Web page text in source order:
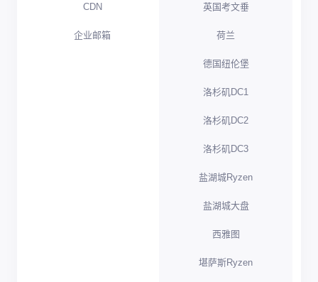
CDN
企业邮箱
英国考文垂
荷兰
德国纽伦堡
洛杉矶DC1
洛杉矶DC2
洛杉矶DC3
盐湖城Ryzen
盐湖城大盘
西雅图
堪萨斯Ryzen